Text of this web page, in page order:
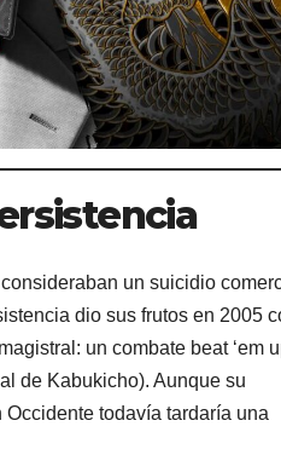
un suicidio
dio sus frutos en 2005
un combate beat ‘em
de Kabukicho). Aunque su
todavía tardaría una